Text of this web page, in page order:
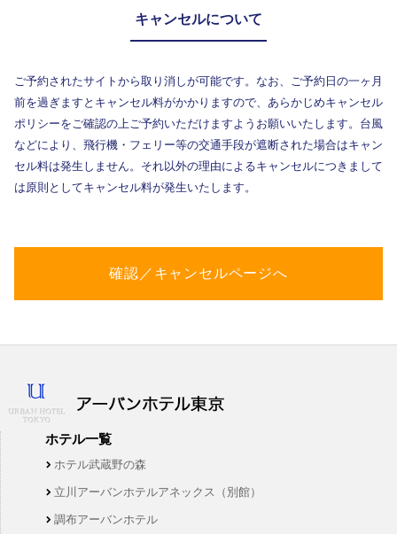
キャンセルについて
ご予約されたサイトから取り消しが可能です。なお、ご予約日の一ヶ月
前を過ぎますとキャンセル料がかかりますので、あらかじめキャンセル
ポリシーをご確認の上ご予約いただけますようお願いいたします。台風
などにより、飛行機・フェリー等の交通手段が遮断された場合はキャン
セル料は発生しません。それ以外の理由によるキャンセルにつきまして
は原則としてキャンセル料が発生いたします。
確認／キャンセルページへ
ホテル一覧
ホテル武蔵野の森
立川アーバンホテルアネックス（別館）
調布アーバンホテル